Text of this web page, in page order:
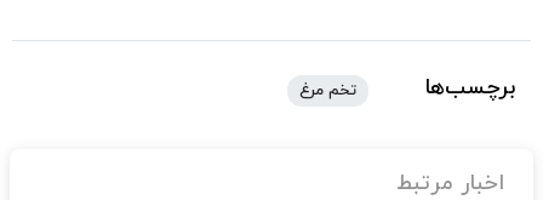
برچسب‌ها تخم مرغ
اخبار مرتبط